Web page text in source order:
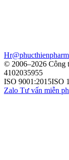
© 2006–2026 Công
4102035955
ISO 9001:2015ISO
Zalo Tư vấn miễn